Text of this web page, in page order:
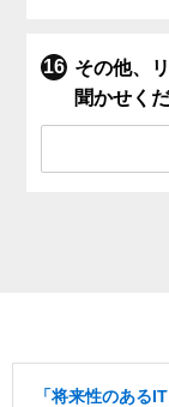
その他、
聞かせく
「将来性のある